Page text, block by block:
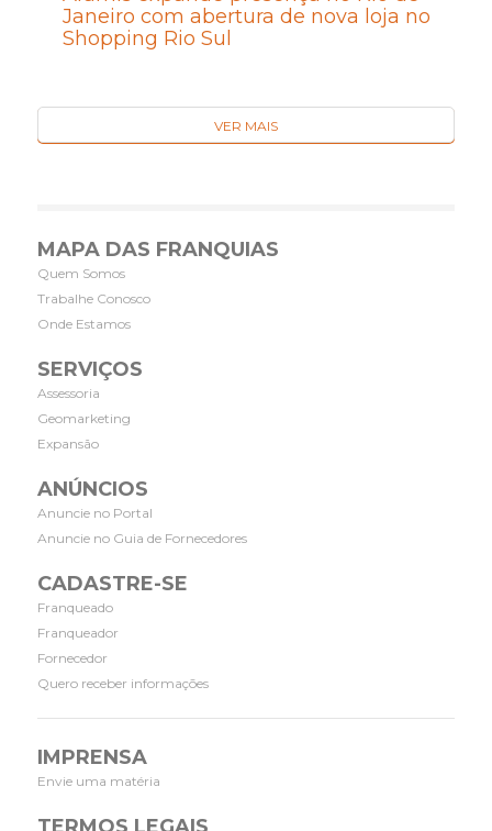
Janeiro com abertura de nova loja no
Shopping Rio Sul
VER MAIS
MAPA DAS FRANQUIAS
Quem Somos
Trabalhe Conosco
Onde Estamos
SERVIÇOS
Assessoria
Geomarketing
Expansão
ANÚNCIOS
Anuncie no Portal
Anuncie no Guia de Fornecedores
CADASTRE-SE
Franqueado
Franqueador
Fornecedor
Quero receber informações
IMPRENSA
Envie uma matéria